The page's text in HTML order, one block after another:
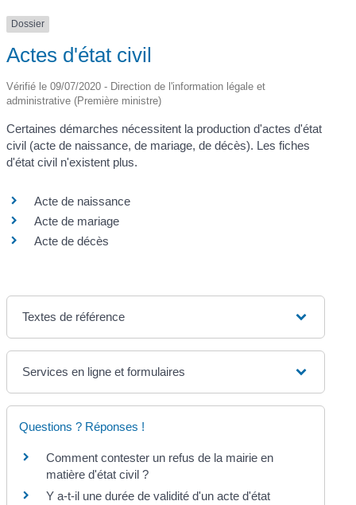
Dossier
Actes d'état civil
Vérifié le 09/07/2020 - Direction de l'information légale et
administrative (Première ministre)
Certaines démarches nécessitent la production d'actes d'état
civil (acte de naissance, de mariage, de décès). Les fiches
d'état civil n'existent plus.
Acte de naissance
Acte de mariage
Acte de décès
Textes de référence
Services en ligne et formulaires
Questions ? Réponses !
Comment contester un refus de la mairie en
matière d'état civil ?
Y a-t-il une durée de validité d'un acte d'état